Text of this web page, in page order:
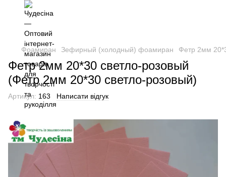
Фоамиран Зефирный (холодный) фоамиран Фетр 2мм
Фетр 2мм 20*30 светло-розовый
(Фетр 2мм 20*30 светло-розовый)
Артикул: 163 Написати відгук